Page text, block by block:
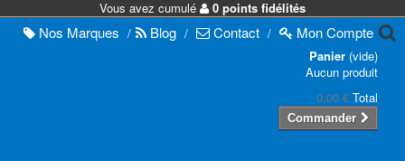
Vous avez cumulé 0 points fidélités
Nos Marques / Blog / Contact / MonCompte
Panier (vide)
Aucun produit
0,00 € Total
Commander